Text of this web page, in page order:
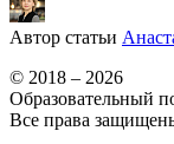
Автор статьи
© 2018 – 2026
Образовательный
Все права